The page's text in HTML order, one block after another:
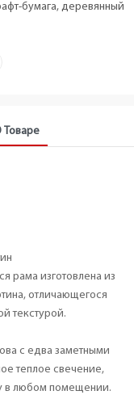
бумага, деревянный
Товаре
рама изготовлена ​​из
отличающегося
текстурой.
с едва заметными
теплое свечение,
в любом помещении.